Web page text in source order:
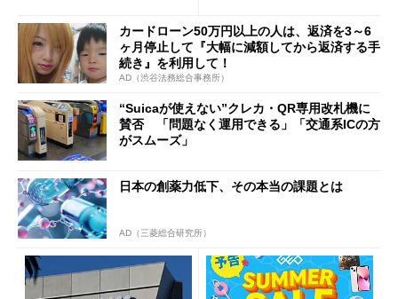
開催
カードローン50万円以上の人は、返済を3～6
ヶ月停止して『大幅に減額してから返済する手
続き』を利用して！
AD（渋谷法務総合事務所）
“Suicaが使えない”クレカ・QR専用改札機に
賛否 「問題なく運用できる」「交通系ICの方
がスムーズ」
日本の創薬力低下、その本当の課題とは
AD（三菱総合研究所）